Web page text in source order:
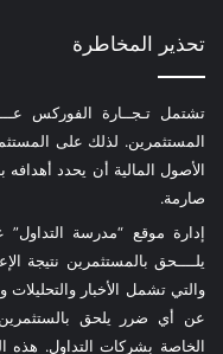
تحذير المخاطرة
تشتمل تـجــارة الفوركس
المستثمرين. لذلك على
الأصول المالية أن يحدد
صارمة.
إدارة موقع “مدرسة
يلــــحق بالمستثمرين نتيجة
والتي تشمل الأخبار
عن أي ضرر يلحق بالستثمرين
الخاصة بشركات التداول. هذه